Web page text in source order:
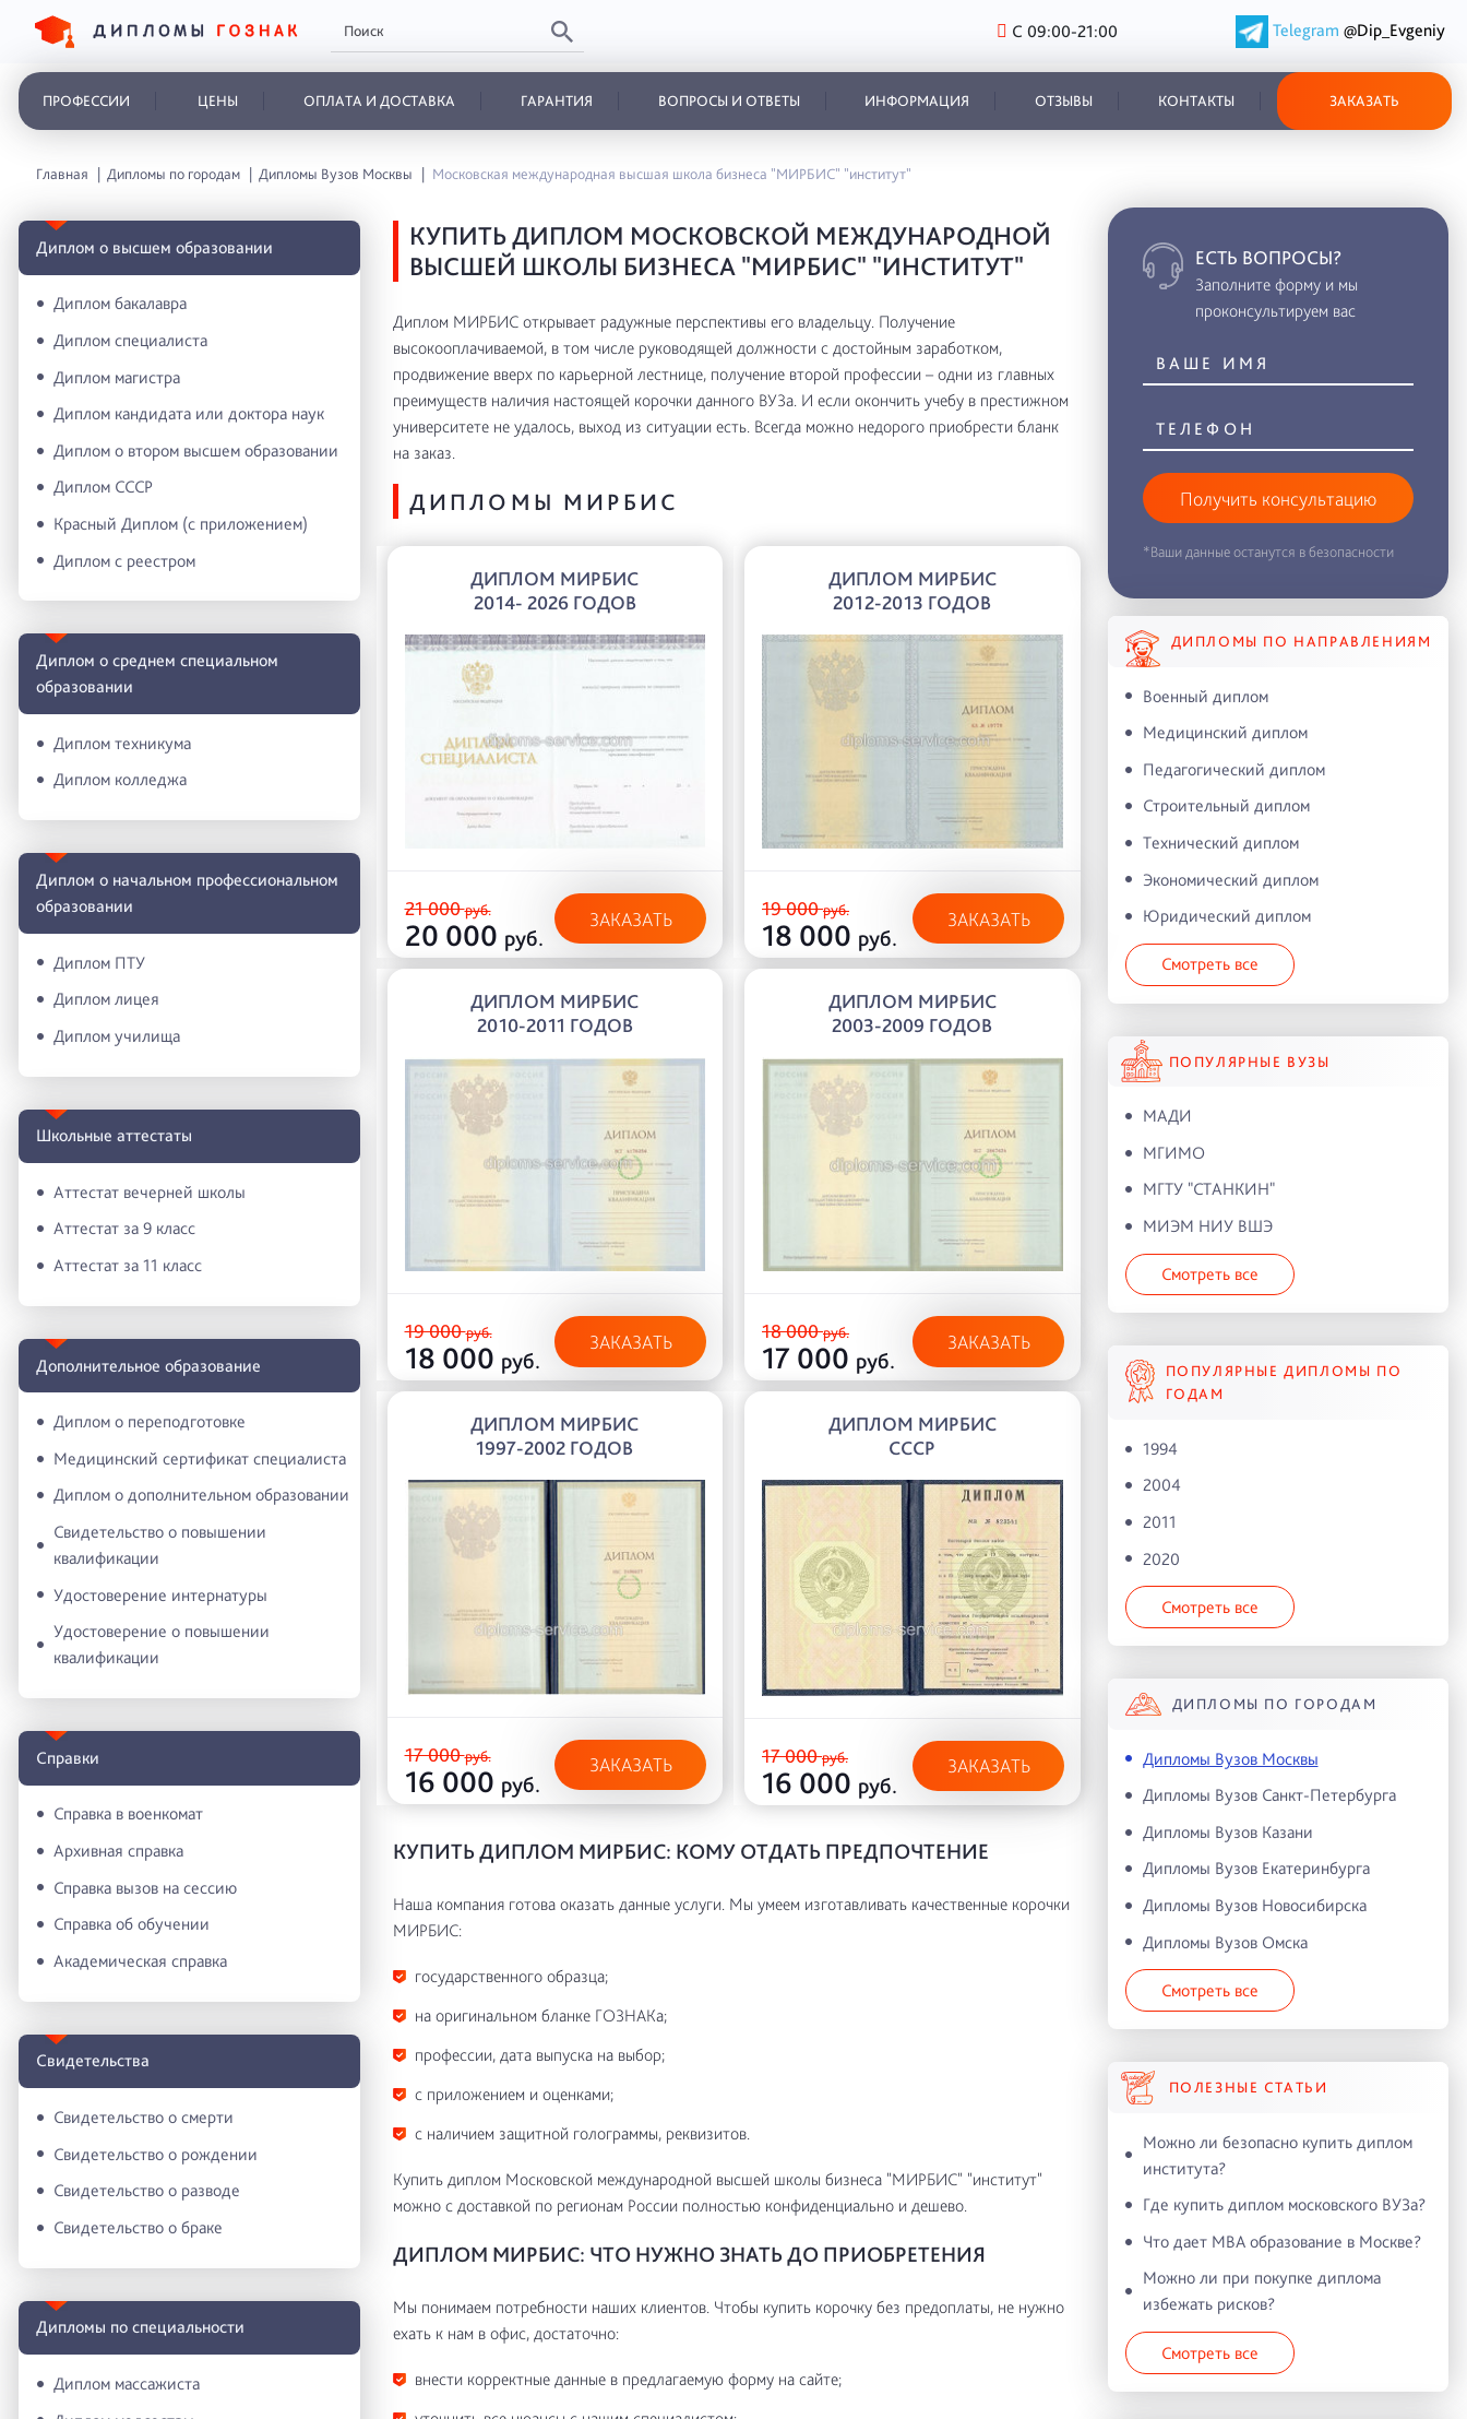
С 09:00-21:00 Telegram @Dip_Evgeniy
ПРОФЕССИИ ЦЕНЫ ОПЛАТА И ДОСТАВКА ГАРАНТИЯ ВОПРОСЫ И ОТВЕТЫ ИНФОРМАЦИЯ ОТЗЫВЫ КОНТАКТЫ ЗАКАЗАТЬ
Главная Дипломы по городам Дипломы Вузов Москвы Московская международная высшая школа бизнеса "МИРБИС" "институт"
Диплом о высшем образовании
Диплом бакалавра
Диплом специалиста
Диплом магистра
Диплом кандидата или доктора наук
Диплом о втором высшем образовании
Диплом СССР
Красный Диплом (с приложением)
Диплом с реестром
Диплом о среднем специальном
образовании
Диплом техникума
Диплом колледжа
Диплом о начальном профессиональном
oбразовании
Диплом ПТУ
Диплом лицея
Диплом училища
Школьные аттестаты
Аттестат вечерней школы
Аттестат за 9 класс
Аттестат за 11 класс
Дополнительное образование
Диплом о переподготовке
Медицинский сертификат специалиста
Диплом о дополнительном образовании
Свидетельство о повышении
квалификации
Удостоверение интернатуры
Удостоверение о повышении
квалификации
Справки
Справка в военкомат
Архивная справка
Справка вызов на сессию
Справка об обучении
Академическая справка
Свидетельства
Свидетельство о смерти
Свидетельство о рождении
Свидетельство о разводе
Свидетельство о браке
Дипломы по специальности
Диплом массажиста
КУПИТЬ ДИПЛОМ МОСКОВСКОЙ МЕЖДУНАРОДНОЙ
ВЫСШЕЙ ШКОЛЫ БИЗНЕСА "МИРБИС" "ИНСТИТУТ"
Диплом МИРБИС открывает радужные перспективы его владельцу. Получение
высокооплачиваемой, в том числе руководящей должности с достойным заработком,
продвижение вверх по карьерной лестнице, получение второй профессии – одни из главных
преимуществ наличия настоящей корочки данного ВУЗа. И если окончить учебу в престижном
университете не удалось, выход из ситуации есть. Всегда можно недорого приобрести бланк
на заказ.
ДИПЛОМЫ МИРБИС
ДИПЛОМ МИРБИС
2014- 2026 ГОДОВ
21 000руб.
20 000 руб.
ЗАКАЗАТЬ
ДИПЛОМ МИРБИС
2012-2013 ГОДОВ
19 000руб.
18 000 руб.
ЗАКАЗАТЬ
ДИПЛОМ МИРБИС
2010-2011 ГОДОВ
19 000руб.
18 000 руб.
ЗАКАЗАТЬ
ДИПЛОМ МИРБИС
2003-2009 ГОДОВ
18 000руб.
17 000 руб.
ЗАКАЗАТЬ
ДИПЛОМ МИРБИС
1997-2002 ГОДОВ
17 000руб.
16 000 руб.
ЗАКАЗАТЬ
ДИПЛОМ МИРБИС
СССР
17 000руб.
16 000 руб.
ЗАКАЗАТЬ
КУПИТЬ ДИПЛОМ МИРБИС: КОМУ ОТДАТЬ ПРЕДПОЧТЕНИЕ
Наша компания готова оказать данные услуги. Мы умеем изготавливать качественные корочки
МИРБИС:
государственного образца;
на оригинальном бланке ГОЗНАКа;
профессии, дата выпуска на выбор;
с приложением и оценками;
с наличием защитной голограммы, реквизитов.
Купить диплом Московской международной высшей школы бизнеса "МИРБИС" "институт"
можно с доставкой по регионам России полностью конфиденциально и дешево.
ДИПЛОМ МИРБИС: ЧТО НУЖНО ЗНАТЬ ДО ПРИОБРЕТЕНИЯ
Мы понимаем потребности наших клиентов. Чтобы купить корочку без предоплаты, не нужно
ехать к нам в офис, достаточно:
внести корректные данные в предлагаемую форму на сайте;
ЕСТЬ ВОПРОСЫ?
Заполните форму и мы
проконсультируем вас
Получить консультацию
*Ваши данные останутся в безопасности
ДИПЛОМЫ ПО НАПРАВЛЕНИЯМ
Военный диплом
Медицинский диплом
Педагогический диплом
Строительный диплом
Технический диплом
Экономический диплом
Юридический диплом
Смотреть все
ПОПУЛЯРНЫЕ ВУЗЫ
МАДИ
МГИМО
МГТУ "СТАНКИН"
МИЭМ НИУ ВШЭ
Смотреть все
ПОПУЛЯРНЫЕ ДИПЛОМЫ ПО
ГОДАМ
1994
2004
2011
2020
Смотреть все
ДИПЛОМЫ ПО ГОРОДАМ
Дипломы Вузов Москвы
Дипломы Вузов Санкт-Петербурга
Дипломы Вузов Казани
Дипломы Вузов Екатеринбурга
Дипломы Вузов Новосибирска
Дипломы Вузов Омска
Смотреть все
ПОЛЕЗНЫЕ СТАТЬИ
Можно ли безопасно купить диплом
института?
Где купить диплом московского ВУЗа?
Что дает MBA образование в Москве?
Можно ли при покупке диплома
избежать рисков?
Смотреть все